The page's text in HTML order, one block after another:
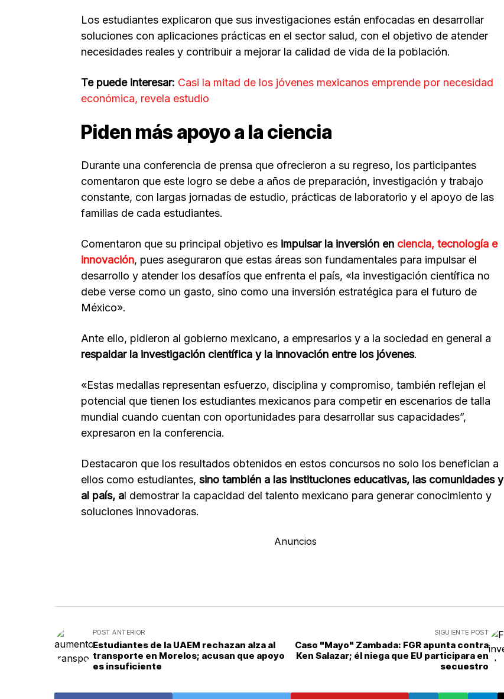
Los estudiantes explicaron que sus investigaciones están enfocadas en desarrollar
soluciones con aplicaciones prácticas en el sector salud, con el objetivo de atender
necesidades reales y contribuir a mejorar la calidad de vida de la población.
Te puede interesar: Casi la mitad de los jóvenes mexicanos emprende por necesidad
económica, revela estudio
Piden más apoyo a la ciencia
Durante una conferencia de prensa que ofrecieron a su regreso, los participantes
comentaron que este logro se debe a años de preparación, investigación y trabajo
constante, con largas jornadas de estudio, prácticas de laboratorio y el apoyo de las
familias de cada estudiantes.
Comentaron que su principal objetivo es impulsar la inversión en ciencia, tecnología e
innovación, pues aseguraron que estas áreas son fundamentales para impulsar el
desarrollo y atender los desafíos que enfrenta el país, «la investigación científica no
debe verse como un gasto, sino como una inversión estratégica para el futuro de
México».
Ante ello, pidieron al gobierno mexicano, a empresarios y a la sociedad en general a
respaldar la investigación científica y la innovación entre los jóvenes.
«Estas medallas representan esfuerzo, disciplina y compromiso, también reflejan el
potencial que tienen los estudiantes mexicanos para competir en escenarios de talla
mundial cuando cuentan con oportunidades para desarrollar sus capacidades”,
expresaron en la conferencia.
Destacaron que los resultados obtenidos en estos concursos no solo los benefician a
ellos como estudiantes, sino también a las instituciones educativas, las comunidades y
al país, al demostrar la capacidad del talento mexicano para generar conocimiento y
soluciones innovadoras.
Anuncios
POST ANTERIOR
Estudiantes de la UAEM rechazan alza al
transporte en Morelos; acusan que apoyo
es insuficiente
SIGUIENTE POST
Caso "Mayo" Zambada: FGR apunta contra
Ken Salazar; él niega que EU participara en
secuestro